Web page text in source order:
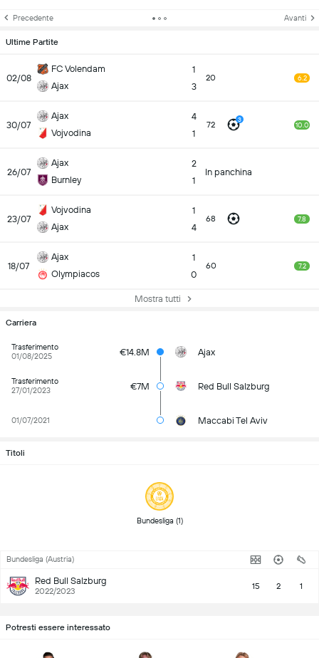
Precedente Avanti
Ultime Partite
02/08
FC Volendam
Ajax
1
3
20 6.2
30/07
Ajax
Vojvodina
4
1
72 3
10.0
26/07
Ajax
Burnley
2
1
In panchina
23/07
Vojvodina
Ajax
1
4
68 7.8
18/07
Ajax
Olympiacos
1
0
60 7.2
Mostra tutti
Carriera
Trasferimento
01/08/2025
€14.8M Ajax
Trasferimento
27/01/2023
€7M Red Bull Salzburg
01/07/2021 Maccabi Tel Aviv
Titoli
Bundesliga (1)
Bundesliga (Austria)
Red Bull Salzburg
2022/2023 15 2 1
Potresti essere interessato